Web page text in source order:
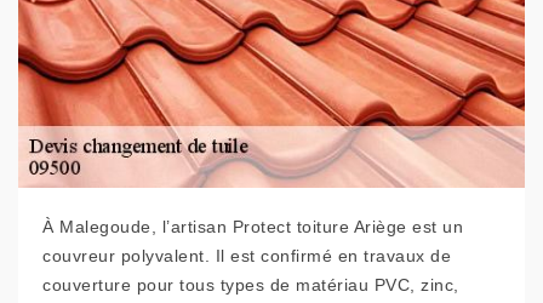
À Malegoude, l’artisan Protect toiture Ariège est un
couvreur polyvalent. Il est confirmé en travaux de
couverture pour tous types de matériau PVC, zinc,